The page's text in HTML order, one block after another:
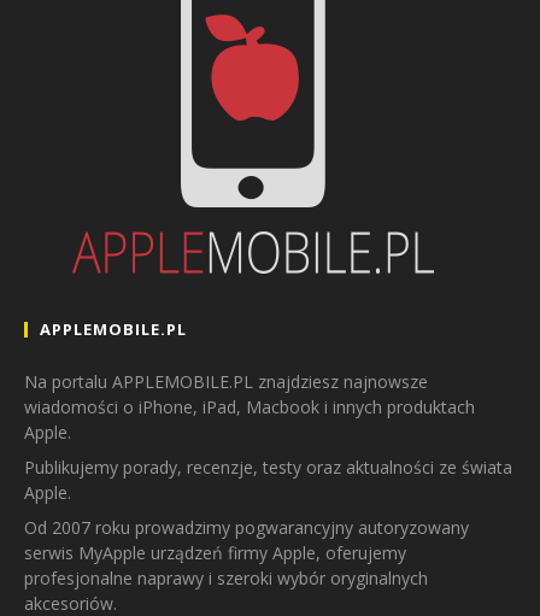
APPLEMOBILE.PL
Na portalu APPLEMOBILE.PL znajdziesz najnowsze
wiadomości o iPhone, iPad, Macbook i innych produktach
Apple.
Publikujemy porady, recenzje, testy oraz aktualności ze świata
Apple.
Od 2007 roku prowadzimy pogwarancyjny autoryzowany
serwis MyApple urządzeń firmy Apple, oferujemy
profesjonalne naprawy i szeroki wybór oryginalnych
akcesoriów.